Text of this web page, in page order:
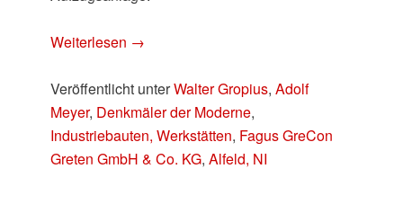
Weiterlesen →
Veröffentlicht unterWalter Gropius,Adolf
Meyer, Denkmäler der Moderne,
Industriebauten, Werkstätten, Fagus GreCon
Greten GmbH & Co. KG,Alfeld, NI